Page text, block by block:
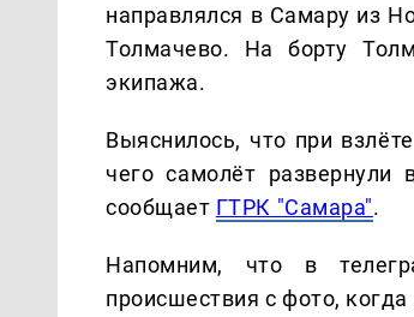
направлялся в Самару из
Толмачево. На борту
экипажа.
Выяснилось, что при
чего самолёт развернули
сообщает ГТРК "Самара".
Напомним, что в
происшествия с фото,